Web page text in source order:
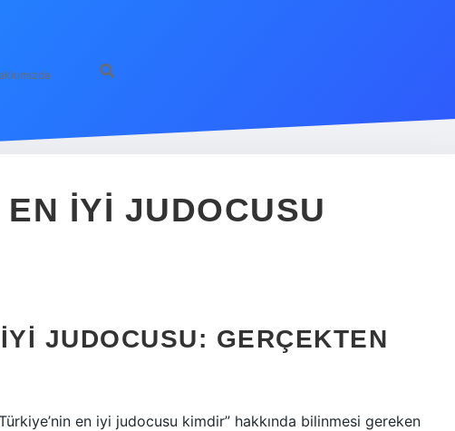
EN IYI JUDOCUSU
JUDOCUSU: GERÇEKTEN
en iyi judocusu kimdir” hakkında bilinmesi gereken